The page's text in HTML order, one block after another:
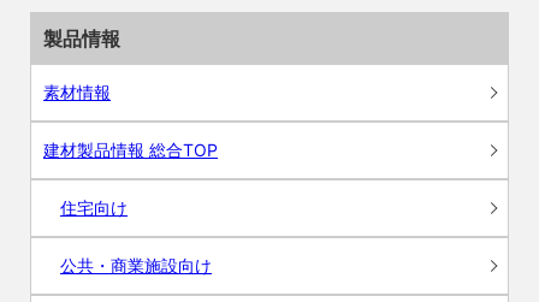
製品情報
素材情報
建材製品情報 総合TOP
住宅向け
公共・商業施設向け